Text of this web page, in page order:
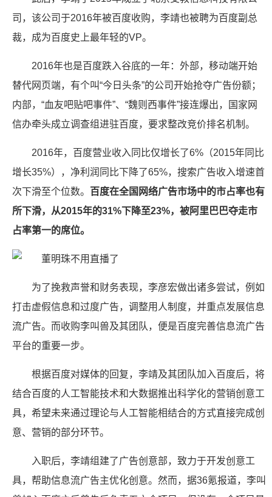
司，该公司于2016年被百度收购，李靖也被聘为百度副总
裁，成为百度史上最年轻的VP。
2016年也是百度跌入谷底的一年：外部，移动端开始
替代网页端，有个叫“今日头条”的公司开始抢夺广告份额；
内部，“血友吧贴吧事件”、“魏则西事件”接连爆出，国家网
信办牵头成立调查组进驻百度，要求整改竞价排名机制。
2016年，百度营业收入同比仅增长了6%（2015年同比
增长35%），净利润同比下降了65%，搜索广告收入增速首
次下滑至个位数。 百度在全国网络广告市场中的市占率也有
所下滑，从2015年的31%下降至23%，被阿里巴巴夺走市
占率第一的席位。
为了挽救声誉和财务表现，李彦宏做出诸多尝试，例如
打击虚假信息和过度广告，调整用人制度，并重点发展信息
流广告。而收购李叫兽及其团队，便是百度完善信息流广告
平台的重要一步。
根据百度对媒体的回复，李靖及其团队加入百度后，将
结合百度的人工智能技术和大数据推出科学化的营销创意工
具，希望未来通过理论与人工智能相结合的方式直接完成创
意、营销的部分环节。
入职后，李靖组建了广告创意部，致力于开发创意工
具，帮助信息流广告主优化创意。然而，据36氪报道，李叫